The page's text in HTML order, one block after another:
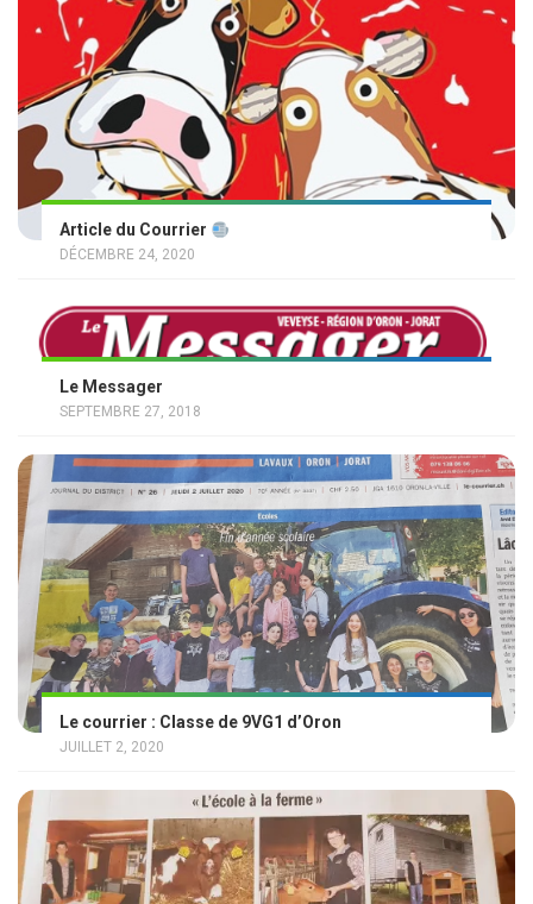
Article du Courrier
DÉCEMBRE 24, 2020
Le Messager
SEPTEMBRE 27, 2018
Le courrier : Classe de 9VG1 d’Oron
JUILLET 2, 2020